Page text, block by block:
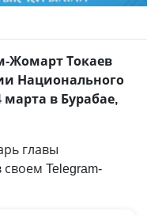
Жомарт Токаев
Национального
марта в Бурабае,
главы
Telegram-